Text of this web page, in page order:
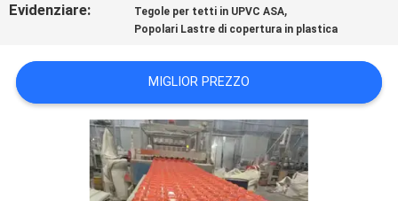
DEL
SITO
PRIVACY
Evidenziare: Tegole per tetti in UPVC ASA,
Popolari Lastre di copertura in plastica
MIGLIOR PREZZO